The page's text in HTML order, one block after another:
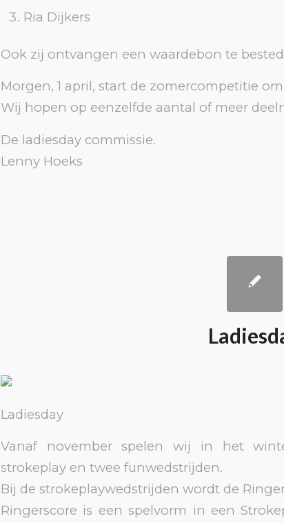
Ria Dijkers
Ook zij ontvangen een waardebon te
Morgen, 1 april, start de zomercompetitie
Wij hopen op eenzelfde aantal of meer
De ladiesday commissie.
Lenny Hoeks
Ladiesday
Vanaf november spelen wij in het
strokeplay en twee funwedstrijden.
Bij de strokeplaywedstrijden wordt de
Ringerscore is een spelvorm in een